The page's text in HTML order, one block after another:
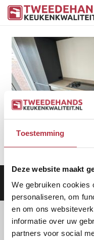
Toestemming
Deze website maakt
We gebruiken cookies
personaliseren, om
en om ons
informatie over uw
partners voor social
Aanbod|Keukens|